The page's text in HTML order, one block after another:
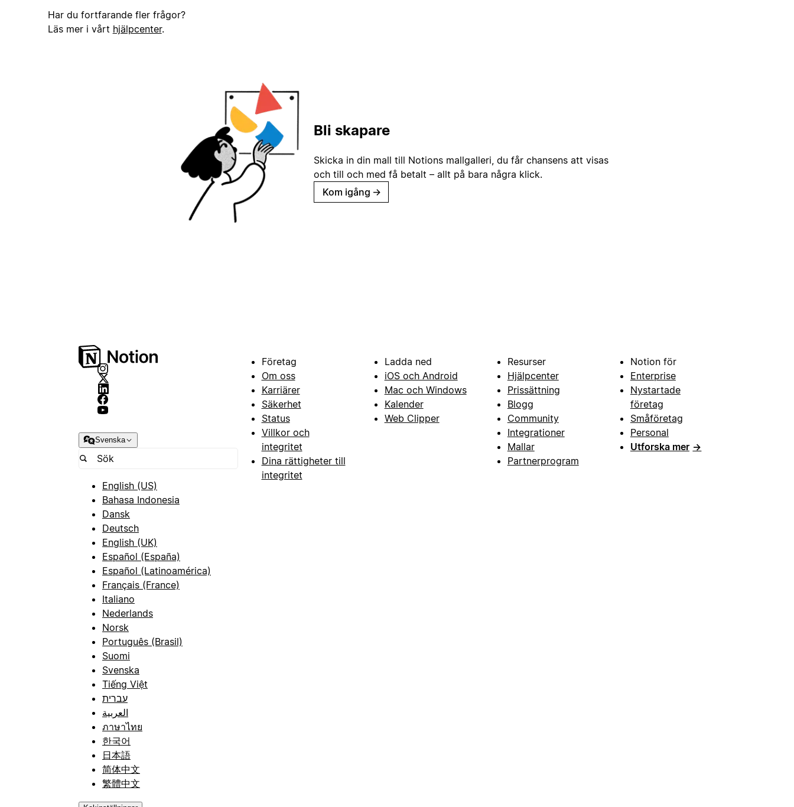
Har du fortfarande fler frågor?
Läs mer i vårt hjälpcenter.
Bli skapare
Skicka in din mall till Notions mallgalleri, du får chansens att visas
och till och med få betalt – allt på bara några klick.
Kom igång →
Svenska
English (US)
Bahasa Indonesia
Dansk
Deutsch
English (UK)
Español (España)
Español (Latinoamérica)
Français (France)
Italiano
Nederlands
Norsk
Português (Brasil)
Suomi
Svenska
Tiếng Việt
עברית
العربية
ภาษาไทย
한국어
日本語
简体中文
繁體中文
Företag
Om oss
Karriärer
Säkerhet
Status
Villkor och
integritet
Dina rättigheter till
integritet
Ladda ned
iOS och Android
Mac och Windows
Kalender
Web Clipper
Resurser
Hjälpcenter
Prissättning
Blogg
Community
Integrationer
Mallar
Partnerprogram
Notion för
Enterprise
Nystartade
företag
Småföretag
Personal
Utforska mer →